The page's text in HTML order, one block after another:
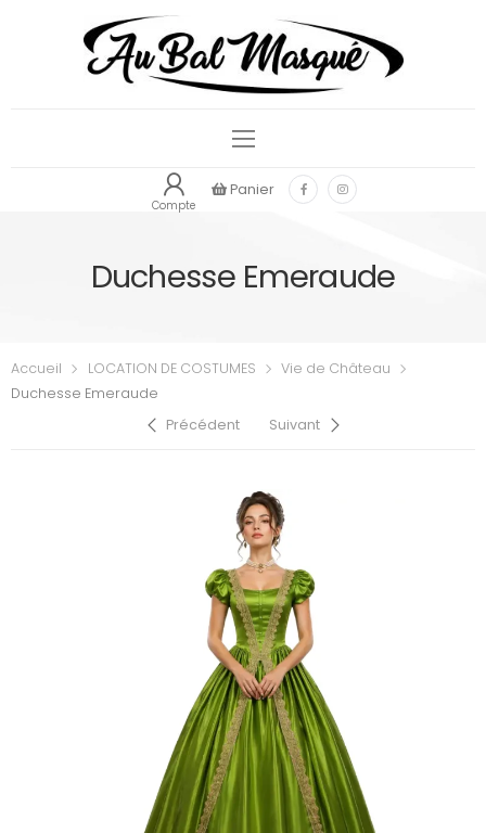
Compte
Panier
Duchesse Emeraude
Accueil LOCATION DE COSTUMES
Vie de Château
Duchesse Emeraude
Précédent
Suivant